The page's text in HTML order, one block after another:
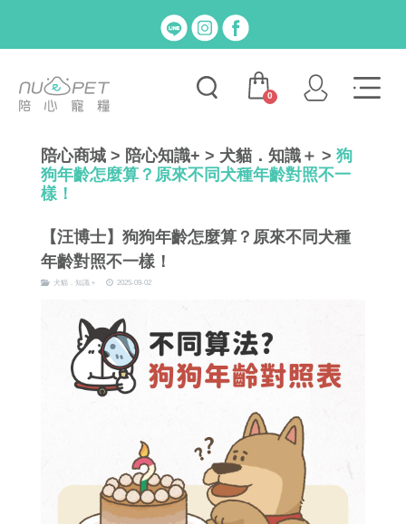
0
陪心商城 > 陪心知識+ > 犬貓．知識＋ > 狗
狗年齡怎麼算？原來不同犬種年齡對照不一
樣！
【汪博士】 狗狗年齡怎麼算？原來不同犬種
年齡對照不一樣！
犬貓．知識＋ 2025-09-02